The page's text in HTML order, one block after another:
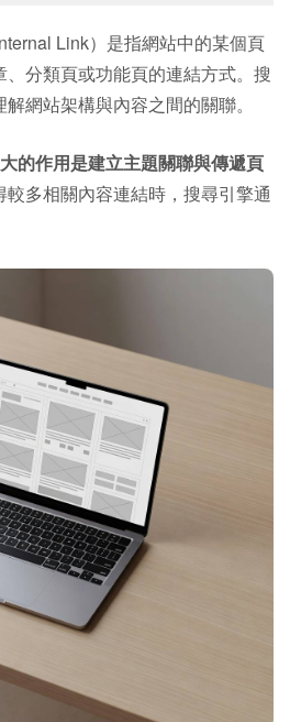
Link）是指網站中的某個頁
分類頁或功能頁的連結方式。搜
網站架構與內容之間的關聯。
的作用是建立主題關聯與傳遞頁
多相關內容連結時，搜尋引擎通